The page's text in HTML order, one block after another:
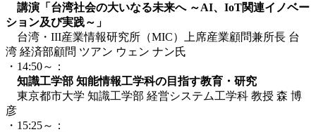
講演 「台湾社会の大いなる未来へ ～AI、IoT関連イノベー
ション及び実践～」
台湾・III産業情報研究所（MIC）上席産業顧問兼所長 台
湾 経済部顧問 ツアン ウェン ナン氏
・14:50～：
知識工学部 知能情報工学科の目指す教育・研究
東京都市大学 知識工学部 経営システム工学科 教授 森 博
彦
・15:25～：